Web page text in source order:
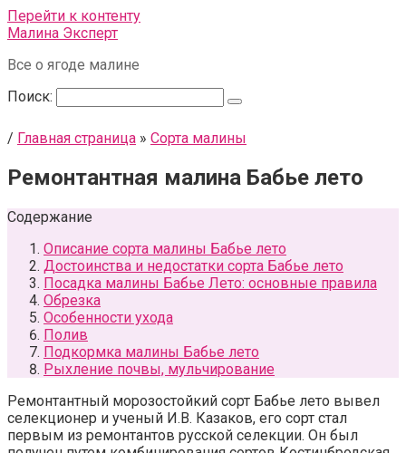
Перейти к контенту
Малина Эксперт
Все о ягоде малине
Поиск:
/ Главная страница » Сорта малины
Ремонтантная малина Бабье лето
Содержание
Описание сорта малины Бабье лето
Достоинства и недостатки сорта Бабье лето
Посадка малины Бабье Лето: основные правила
Обрезка
Особенности ухода
Полив
Подкормка малины Бабье лето
Рыхление почвы, мульчирование
Ремонтантный морозостойкий сорт Бабье лето вывел
селекционер и ученый И.В. Казаков, его сорт стал
первым из ремонтантов русской селекции. Он был